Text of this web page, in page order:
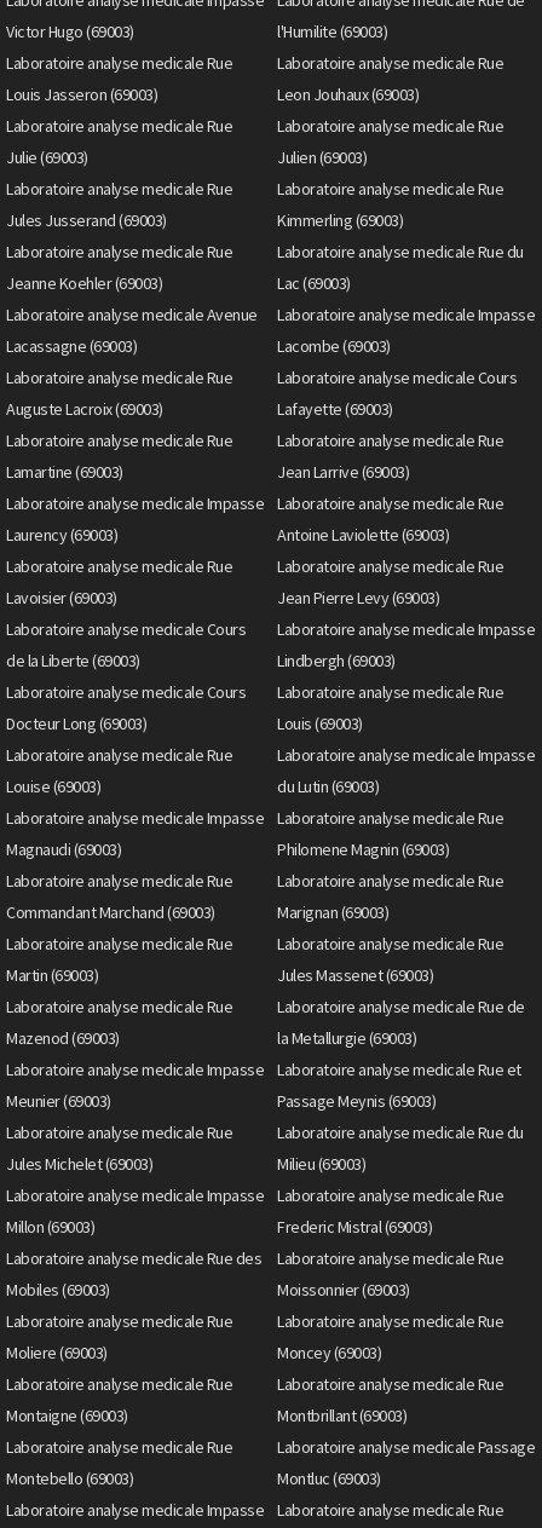
Victor Hugo (69003)
l'Humilite (69003)
Laboratoire analyse medicale Rue
Louis Jasseron (69003)
Laboratoire analyse medicale Rue
Leon Jouhaux (69003)
Laboratoire analyse medicale Rue
Julie (69003)
Laboratoire analyse medicale Rue
Julien (69003)
Laboratoire analyse medicale Rue
Jules Jusserand (69003)
Laboratoire analyse medicale Rue
Kimmerling (69003)
Laboratoire analyse medicale Rue
Jeanne Koehler (69003)
Laboratoire analyse medicale Rue du
Lac (69003)
Laboratoire analyse medicale Avenue
Lacassagne (69003)
Laboratoire analyse medicale Impasse
Lacombe (69003)
Laboratoire analyse medicale Rue
Auguste Lacroix (69003)
Laboratoire analyse medicale Cours
Lafayette (69003)
Laboratoire analyse medicale Rue
Lamartine (69003)
Laboratoire analyse medicale Rue
Jean Larrive (69003)
Laboratoire analyse medicale Impasse
Laurency (69003)
Laboratoire analyse medicale Rue
Antoine Laviolette (69003)
Laboratoire analyse medicale Rue
Lavoisier (69003)
Laboratoire analyse medicale Rue
Jean Pierre Levy (69003)
Laboratoire analyse medicale Cours
de la Liberte (69003)
Laboratoire analyse medicale Impasse
Lindbergh (69003)
Laboratoire analyse medicale Cours
Docteur Long (69003)
Laboratoire analyse medicale Rue
Louis (69003)
Laboratoire analyse medicale Rue
Louise (69003)
Laboratoire analyse medicale Impasse
du Lutin (69003)
Laboratoire analyse medicale Impasse
Magnaudi (69003)
Laboratoire analyse medicale Rue
Philomene Magnin (69003)
Laboratoire analyse medicale Rue
Commandant Marchand (69003)
Laboratoire analyse medicale Rue
Marignan (69003)
Laboratoire analyse medicale Rue
Martin (69003)
Laboratoire analyse medicale Rue
Jules Massenet (69003)
Laboratoire analyse medicale Rue
Mazenod (69003)
Laboratoire analyse medicale Rue de
la Metallurgie (69003)
Laboratoire analyse medicale Impasse
Meunier (69003)
Laboratoire analyse medicale Rue et
Passage Meynis (69003)
Laboratoire analyse medicale Rue
Jules Michelet (69003)
Laboratoire analyse medicale Rue du
Milieu (69003)
Laboratoire analyse medicale Impasse
Millon (69003)
Laboratoire analyse medicale Rue
Frederic Mistral (69003)
Laboratoire analyse medicale Rue des
Mobiles (69003)
Laboratoire analyse medicale Rue
Moissonnier (69003)
Laboratoire analyse medicale Rue
Moliere (69003)
Laboratoire analyse medicale Rue
Moncey (69003)
Laboratoire analyse medicale Rue
Montaigne (69003)
Laboratoire analyse medicale Rue
Montbrillant (69003)
Laboratoire analyse medicale Rue
Montebello (69003)
Laboratoire analyse medicale Passage
Montluc (69003)
Laboratoire analyse medicale Impasse
Laboratoire analyse medicale Rue